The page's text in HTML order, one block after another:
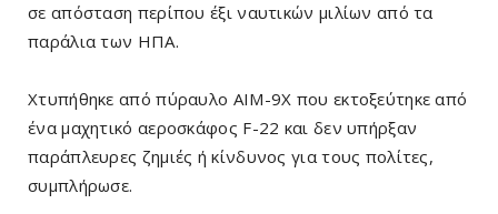
σε απόσταση περίπου έξι ναυτικών μιλίων από τα
παράλια των ΗΠΑ.
Χτυπήθηκε από πύραυλο AIM-9X που εκτοξεύτηκε από
ένα μαχητικό αεροσκάφος F-22 και δεν υπήρξαν
παράπλευρες ζημιές ή κίνδυνος για τους πολίτες,
συμπλήρωσε.